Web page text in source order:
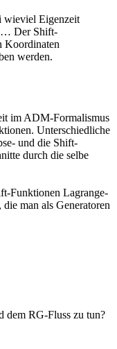
wieviel Eigenzeit
… Der Shift-
Koordinaten
werden.
im ADM-Formalismus
Unterschiedliche
und die Shift-
durch die selbe
Funktionen Lagrange-
man als Generatoren
dem RG-Fluss zu tun?